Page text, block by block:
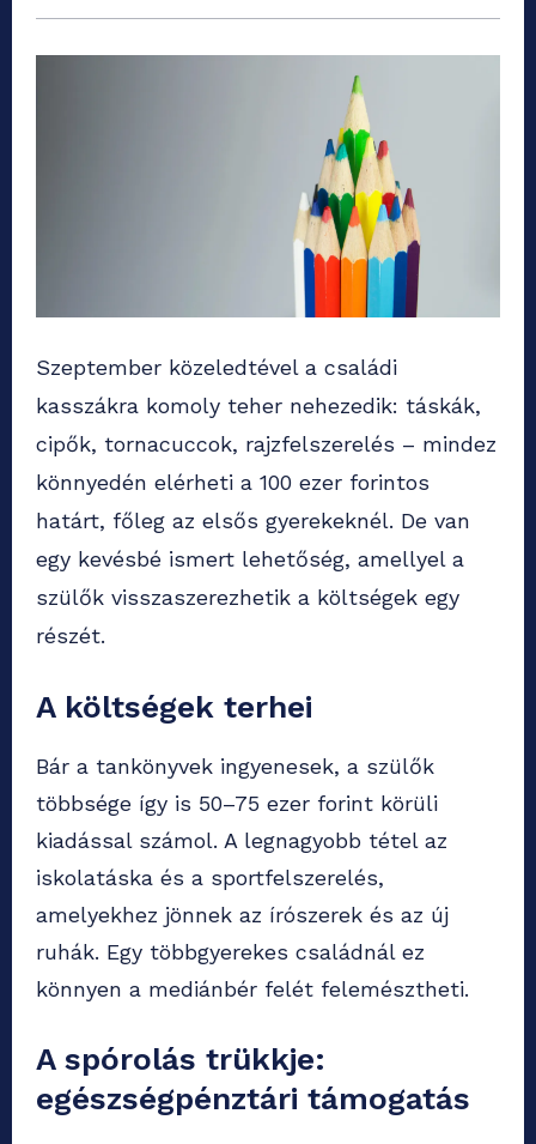
Szeptember közeledtével a családi
kasszákra komoly teher nehezedik: táskák,
cipők, tornacuccok, rajzfelszerelés – mindez
könnyedén elérheti a 100 ezer forintos
határt, főleg az elsős gyerekeknél. De van
egy kevésbé ismert lehetőség, amellyel a
szülők visszaszerezhetik a költségek egy
részét.
A költségek terhei
Bár a tankönyvek ingyenesek, a szülők
többsége így is 50–75 ezer forint körüli
kiadással számol. A legnagyobb tétel az
iskolatáska és a sportfelszerelés,
amelyekhez jönnek az írószerek és az új
ruhák. Egy többgyerekes családnál ez
könnyen a mediánbér felét felemésztheti.
A spórolás trükkje:
egészségpénztári támogatás